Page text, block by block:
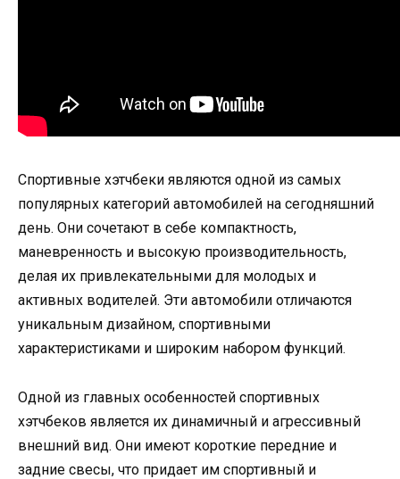
Спортивные хэтчбеки являются одной из самых
популярных категорий автомобилей на сегодняшний
день. Они сочетают в себе компактность,
маневренность и высокую производительность,
делая их привлекательными для молодых и
активных водителей. Эти автомобили отличаются
уникальным дизайном, спортивными
характеристиками и широким набором функций.
Одной из главных особенностей спортивных
хэтчбеков является их динамичный и агрессивный
внешний вид. Они имеют короткие передние и
задние свесы, что придает им спортивный и